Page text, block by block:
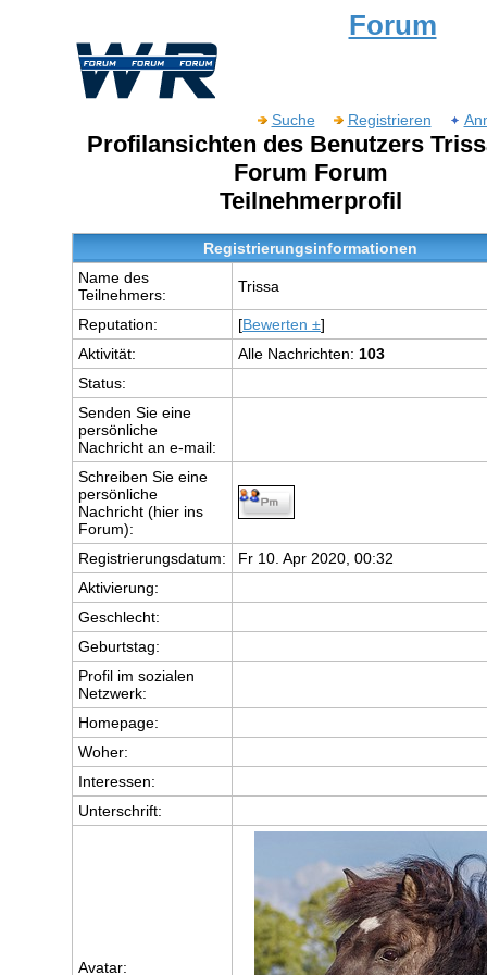
Forum
Suche Registrieren
Profilansichten des Benutzers
Forum Forum
Teilnehmerprofil
Registrierungsinformationen
Name des
Teilnehmers:
Trissa
Reputation: [Bewerten ±]
Aktivität:
Alle Nachrichten: 103
Status:
Senden Sie eine
persönliche
Nachricht an e-mail:
Schreiben Sie eine
persönliche
Nachricht (hier ins
Forum):
Registrierungsdatum:
Fr 10. Apr 2020, 00:32
Aktivierung:
Geschlecht:
Geburtstag:
Profil im sozialen
Netzwerk:
Homepage:
Woher:
Interessen:
Unterschrift:
Avatar: